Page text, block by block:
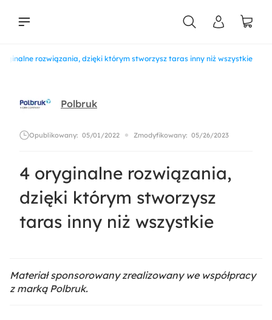
rozwiązania, dzięki którym stworzysz taras inny niż wszystkie
Polbruk
Opublikowany: 05/01/2022 Zmodyfikowany: 05/26/2023
4 oryginalne rozwiązania,
dzięki którym stworzysz
taras inny niż wszystkie
Materiał sponsorowany zrealizowany we współpracy
z marką Polbruk.